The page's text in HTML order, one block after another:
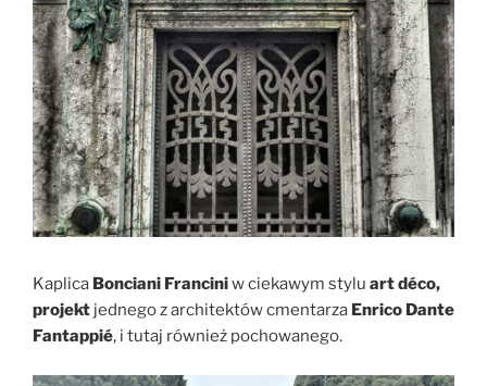
Kaplica Bonciani Franciniw ciekawym stylu art déco,
projekt jednego z architektów cmentarza Enrico Dante
Fantappié, i tutaj również pochowanego.